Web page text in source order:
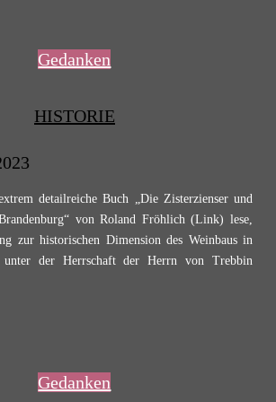
Gedanken
HISTORIE
detailreiche Buch „Die Zisterzienser und
von Roland Fröhlich (Link) lese,
zur historischen Dimension des Weinbaus in
unter der Herrschaft der Herrn von Trebbin
Gedanken